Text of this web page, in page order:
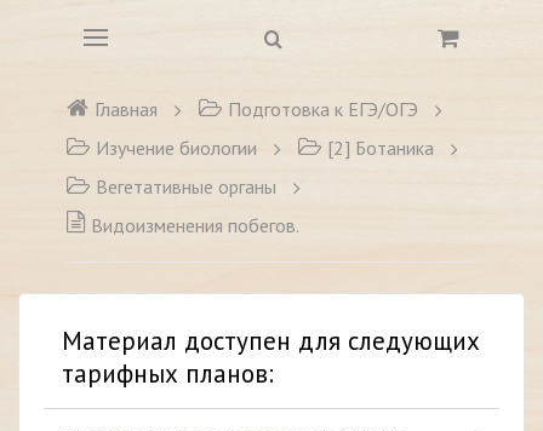
Главная
Подготовка к ЕГЭ/ОГЭ
Изучение биологии
[2] Ботаника
Вегетативные органы
Видоизменения побегов.
Материал доступен для следующих
тарифных планов: